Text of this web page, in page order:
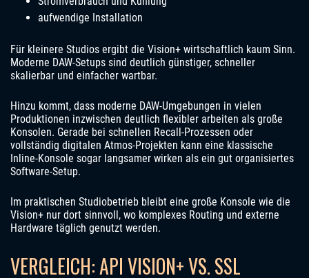
aufwendige Installation
Für kleinere Studios ergibt die Vision+ wirtschaftlich kaum Sinn.
Moderne DAW-Setups sind deutlich günstiger, schneller
skalierbar und einfacher wartbar.
Hinzu kommt, dass moderne DAW-Umgebungen in vielen
Produktionen inzwischen deutlich flexibler arbeiten als große
Konsolen. Gerade bei schnellen Recall-Prozessen oder
vollständig digitalen Atmos-Projekten kann eine klassische
Inline-Konsole sogar langsamer wirken als ein gut organisiertes
Software-Setup.
Im praktischen Studiobetrieb bleibt eine große Konsole wie die
Vision+ nur dort sinnvoll, wo komplexes Routing und externe
Hardware täglich genutzt werden.
VERGLEICH: API VISION+ VS. SSL